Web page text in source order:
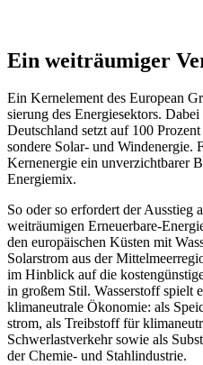
Ein weiträu­miger
Ein Kernelement des European
sierung des Energie­sektors.
Deutschland setzt auf 100
sondere Solar- und Windenergie.
Kernenergie ein unver­zicht­barer
Energiemix.
So oder so erfordert der Ausstieg
weiträu­migen Erneu­erbare-
den europäi­schen Küsten mit
Solar­strom aus der
im Hinblick auf die
in großem Stil. Wasser­stoff spielt
klima­neu­trale Ökonomie: als
strom, als Treib­stoff für
Schwer­last­verkehr sowie als
der Chemie- und Stahlindustrie.